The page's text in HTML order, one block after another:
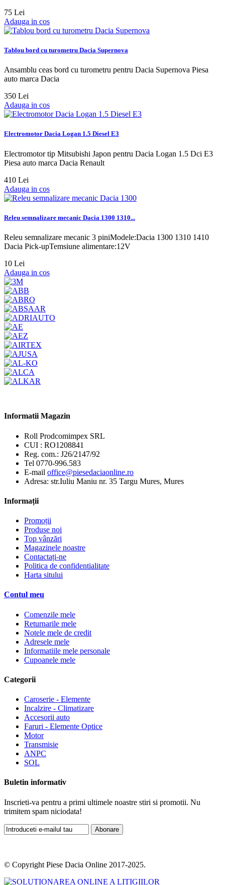
75 Lei
Adauga in cos
Tablou bord cu turometru Dacia Supernova
Ansamblu ceas bord cu turometru pentru Dacia Supernova Piesa
auto marca Dacia
350 Lei
Adauga in cos
Electromotor Dacia Logan 1.5 Diesel E3
Electromotor tip Mitsubishi Japon pentru Dacia Logan 1.5 Dci E3
Piesa auto marca Dacia Renault
410 Lei
Adauga in cos
Releu semnalizare mecanic Dacia 1300 1310...
Releu semnalizare mecanic 3 piniModele:Dacia 1300 1310 1410
Dacia Pick-upTemsiune alimentare:12V
10 Lei
Adauga in cos
Informatii Magazin
Roll Prodcomimpex SRL
CUI : RO1208841
Reg. com.: J26/2147/92
Tel 0770-996.583
E-mail office@piesedaciaonline.ro
Adresa: str.Iuliu Maniu nr. 35 Targu Mures, Mures
Informații
Promoții
Produse noi
Top vânzări
Magazinele noastre
Contactați-ne
Politica de confidentialitate
Harta sitului
Contul meu
Comenzile mele
Returnarile mele
Notele mele de credit
Adresele mele
Informatiile mele personale
Cupoanele mele
Categorii
Caroserie - Elemente
Incalzire - Climatizare
Accesorii auto
Faruri - Elemente Optice
Motor
Transmisie
ANPC
SOL
Buletin informativ
Inscrieti-va pentru a primi ultimele noastre stiri si promotii. Nu
trimitem spam niciodata!
Abonare
© Copyright Piese Dacia Online 2017-2025.